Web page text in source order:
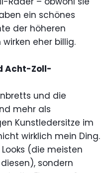
ein schönes
der höheren
eher billig.
Acht-Zoll-
und die
mehr als
Kunstledersitze im
wirklich mein Ding.
(die meisten
sondern